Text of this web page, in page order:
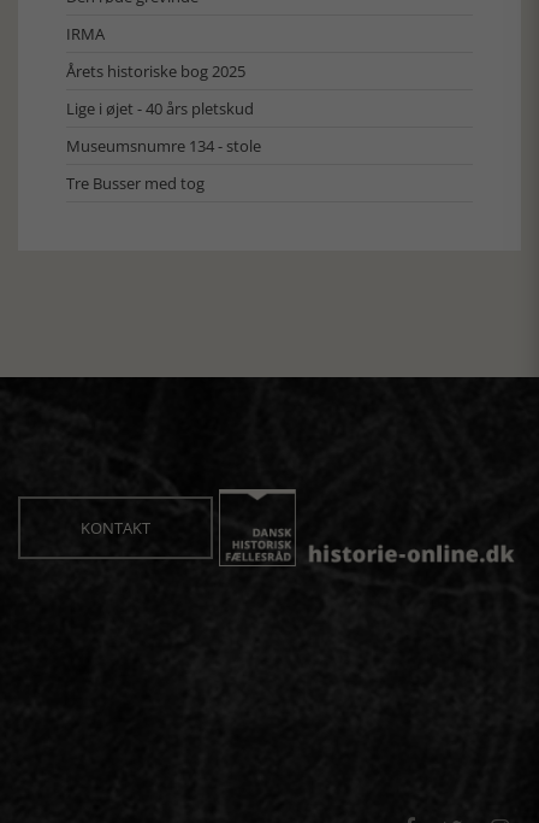
IRMA
Årets historiske bog 2025
Lige i øjet - 40 års pletskud
Museumsnumre 134 - stole
Tre Busser med tog
KONTAKT